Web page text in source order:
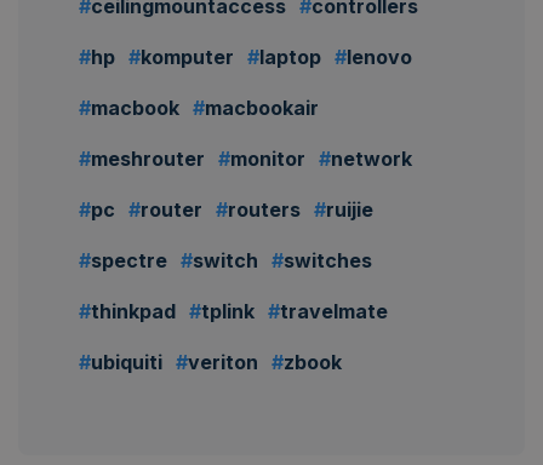
ceilingmountaccess controllers
hp komputer laptop lenovo
macbook macbookair
meshrouter monitor network
pc router routers ruijie
spectre switch switches
thinkpad tplink travelmate
ubiquiti veriton zbook